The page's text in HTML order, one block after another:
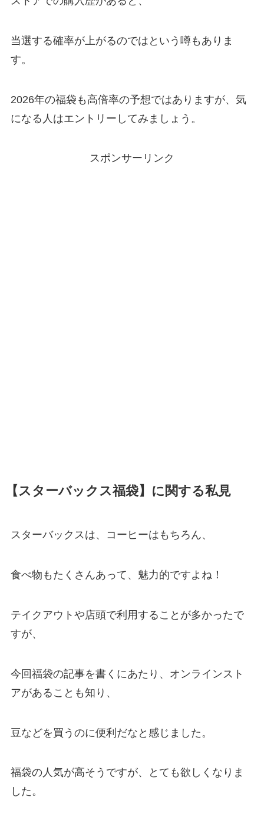
当選する確率が上がるのではという噂もありま
す。
2026年の福袋も高倍率の予想ではありますが、気
になる人はエントリーしてみましょう。
スポンサーリンク
【スターバックス福袋】に関する私見
スターバックスは、コーヒーはもちろん、
食べ物もたくさんあって、魅力的ですよね！
テイクアウトや店頭で利用することが多かったで
すが、
今回福袋の記事を書くにあたり、オンラインスト
アがあることも知り、
豆などを買うのに便利だなと感じました。
福袋の人気が高そうですが、とても欲しくなりま
した。